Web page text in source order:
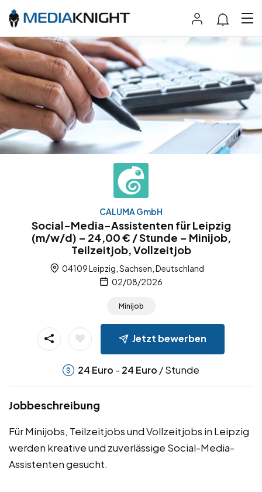
CALUMA GmbH
Social-Media-Assistenten für Leipzig
(m/w/d) – 24,00 € / Stunde – Minijob,
Teilzeitjob, Vollzeitjob
04109 Leipzig, Sachsen, Deutschland
02/08/2026
Minijob
Jetzt bewerben
24 Euro - 24 Euro / Stunde
Jobbeschreibung
Für Minijobs, Teilzeitjobs und Vollzeitjobs in Leipzig
werden kreative und zuverlässige Social-Media-
Assistenten gesucht.